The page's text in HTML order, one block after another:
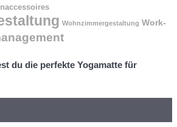
Wohnzimmergestaltung Work-
du die perfekte Yogamatte für